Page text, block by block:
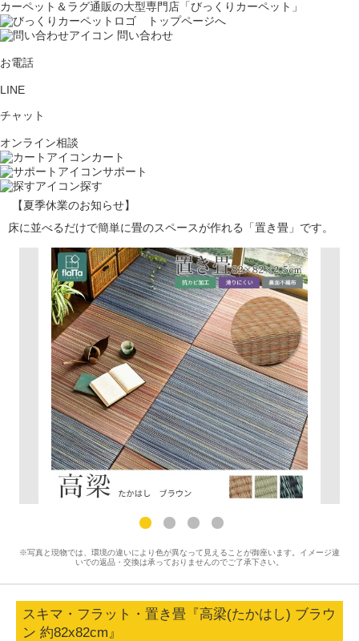
カーペット＆ラグ通販の大型専門店「びっくりカーペット」
問い合わせ
お電話
LINE
チャット
オンライン相談
カート
サポート
探す
【夏季休業のお知らせ】
床に並べるだけで簡単に畳のスペースが作れる「置き畳」です。
※写真と現物では、環境の違いにより色が異なって見えることが御座います。イメージ違
いでの返品・交換は承っておりませんのでご了承下さい。
スキマ・フラット・置き畳『高梁(たかはし) ブラウ
ン 約82x82cm』